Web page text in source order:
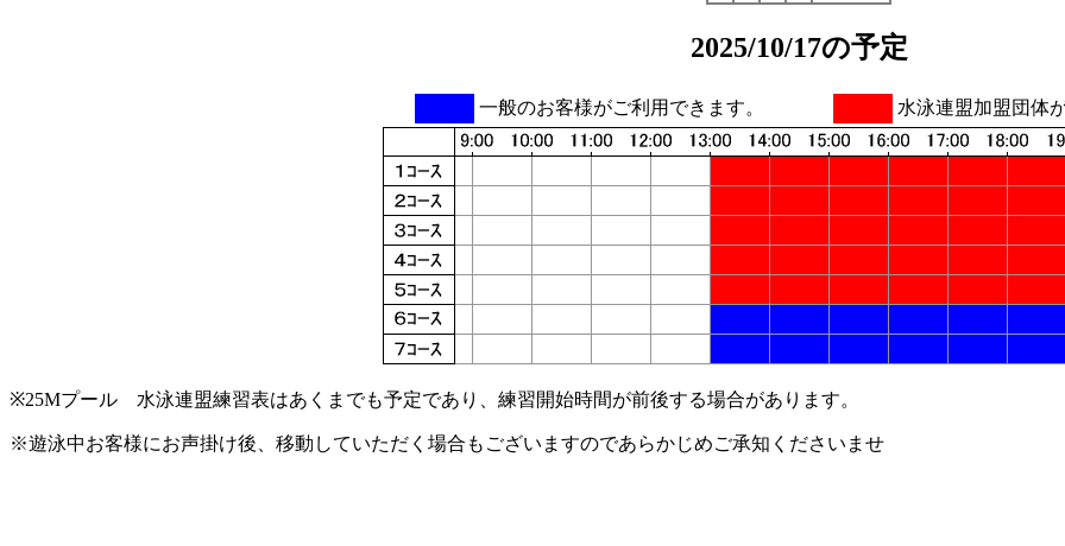
2025/10/17の予定
一般のお客様がご利用できます。 水泳連盟加盟団体
※25Mプール 水泳連盟練習表はあくまでも予定であり、練習開始時間が前後する場合があります。
※遊泳中お客様にお声掛け後、移動していただく場合もございますのであらかじめご承知くださいませ